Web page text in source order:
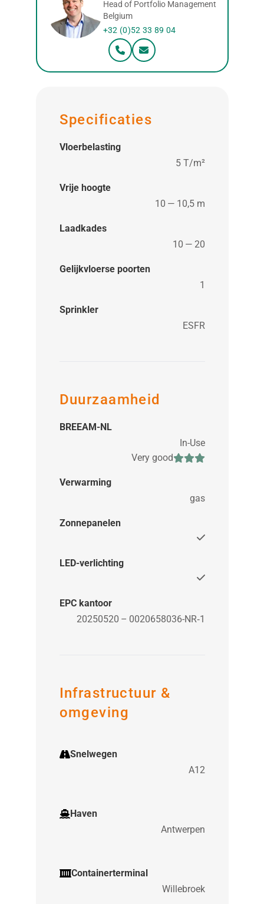
Head of Portfolio Management
Belgium
+32 (0)52 33 89 04
Specificaties
Vloerbelasting
5 T/​m²
Vrije hoogte
10 — 10,5 m
Laadkades
10 — 20
Gelijkvloerse poorten
1
Sprinkler
ESFR
Duurzaamheid
BREEAM-NL
In-Use
Very good
Verwarming
gas
Zonnepanelen
LED-verlichting
EPC kantoor
20250520 – 0020658036-NR‑1
Infrastructuur &
omgeving
Snelwegen
A12
Haven
Antwerpen
Containerterminal
Willebroek